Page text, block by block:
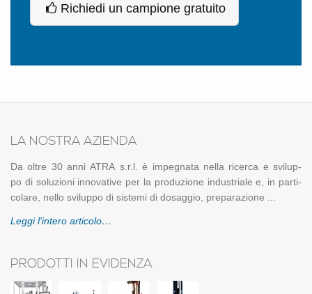
Richiedi un campione gratuito
LA NO­STRA AZIEN­DA
Da oltre 30 anni ATRA s.r.l. è im­pe­gna­ta nella ri­cer­ca e svi­lup­
po di so­lu­zio­ni in­no­va­ti­ve per la pro­du­zio­ne in­du­stria­le e, in par­ti­
co­la­re, nello svi­lup­po di si­ste­mi di do­sag­gio, pre­pa­ra­zio­ne ...
Leggi l'in­te­ro ar­ti­co­lo…
PRODOTTI IN EVIDENZA